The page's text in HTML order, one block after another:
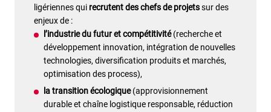
ligériennes qui recrutent des chefs de projetssur des
enjeux de :
l’industrie du futur et compétitivité(recherche et
développement innovation, intégration de nouvelles
technologies, diversification produits et marchés,
optimisation des process),
la transition écologique(approvisionnement
durable et chaîne logistique responsable, réduction